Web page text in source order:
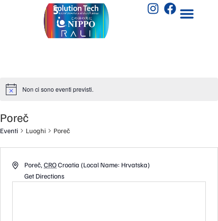
Non ci sono eventi previsti.
Poreč
Eventi Luoghi Poreč
Poreč, CROCroatia (Local Name: Hrvatska)
Get Directions